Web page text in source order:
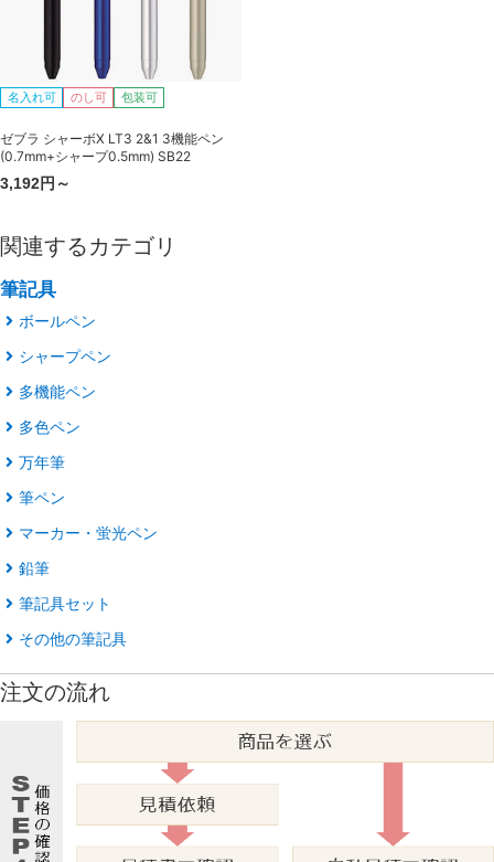
名入れ可 のし可 包装可
ゼブラ シャーボX LT3 2&1 3機能ペン
(0.7mm+シャープ0.5mm) SB22
3,192円～
関連するカテゴリ
筆記具
ボールペン
シャープペン
多機能ペン
多色ペン
万年筆
筆ペン
マーカー・蛍光ペン
鉛筆
筆記具セット
その他の筆記具
注文の流れ